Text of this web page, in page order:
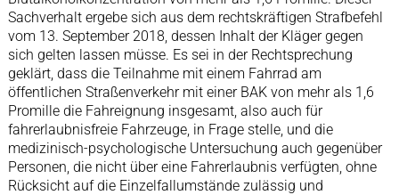
Sachverhalt ergebe sich aus dem rechtskräftigen Strafbefehl
vom 13. September 2018, dessen Inhalt der Kläger gegen
sich gelten lassen müsse. Es sei in der Rechtsprechung
geklärt, dass die Teilnahme mit einem Fahrrad am
öffentlichen Straßenverkehr mit einer BAK von mehr als 1,6
Promille die Fahreignung insgesamt, also auch für
fahrerlaubnisfreie Fahrzeuge, in Frage stelle, und die
medizinisch-psychologische Untersuchung auch gegenüber
Personen, die nicht über eine Fahrerlaubnis verfügten, ohne
Rücksicht auf die Einzelfallumstände zulässig und